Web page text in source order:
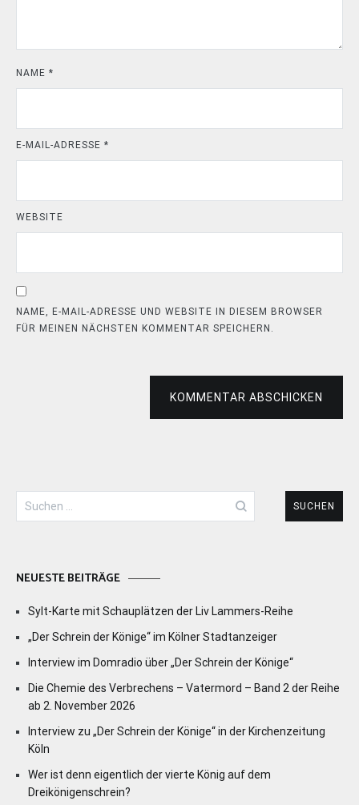
NAME *
E-MAIL-ADRESSE *
WEBSITE
NAME, E-MAIL-ADRESSE UND WEBSITE IN DIESEM BROWSER
FÜR MEINEN NÄCHSTEN KOMMENTAR SPEICHERN.
KOMMENTAR ABSCHICKEN
Suchen
nach:
NEUESTE BEITRÄGE
Sylt-Karte mit Schauplätzen der Liv Lammers-Reihe
„Der Schrein der Könige“ im Kölner Stadtanzeiger
Interview im Domradio über „Der Schrein der Könige“
Die Chemie des Verbrechens – Vatermord – Band 2 der Reihe
ab 2. November 2026
Interview zu „Der Schrein der Könige“ in der Kirchenzeitung
Köln
Wer ist denn eigentlich der vierte König auf dem
Dreikönigenschrein?